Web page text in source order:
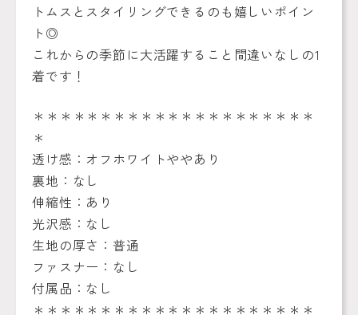
トムスとスタイリングできるのも嬉しいポイン
ト◎
これからの季節に大活躍すること間違いなしの1
着です！
＊＊＊＊＊＊＊＊＊＊＊＊＊＊＊＊＊＊＊＊＊
＊
透け感：オフホワイトややあり
裏地：なし
伸縮性：あり
光沢感：なし
生地の厚さ：普通
ファスナー：なし
付属品：なし
＊＊＊＊＊＊＊＊＊＊＊＊＊＊＊＊＊＊＊＊＊